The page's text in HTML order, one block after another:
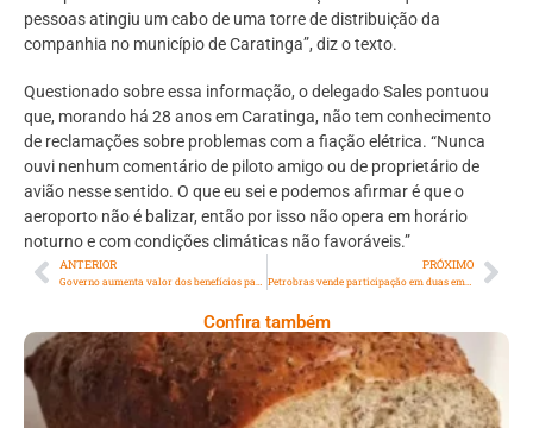
pessoas atingiu um cabo de uma torre de distribuição da
companhia no município de Caratinga”, diz o texto.
Questionado sobre essa informação, o delegado Sales pontuou
que, morando há 28 anos em Caratinga, não tem conhecimento
de reclamações sobre problemas com a fiação elétrica. “Nunca
ouvi nenhum comentário de piloto amigo ou de proprietário de
avião nesse sentido. O que eu sei e podemos afirmar é que o
aeroporto não é balizar, então por isso não opera em horário
noturno e com condições climáticas não favoráveis.”
ANTERIOR PRÓXIMO
Petrobras vende participação em duas empresas de energia elétrica
Confira também